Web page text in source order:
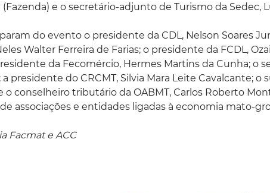
e o secretário-adjunto de Turismo da Sedec,
do evento o presidente da CDL, Nelson Soares
Walter Ferreira de Farias; o presidente da FCDL,
da Fecomércio, Hermes Martins da Cunha; o
a presidente do CRCMT, Silvia Mara Leite Cavalcante;
o conselheiro tributário da OABMT, Carlos Roberto
associações e entidades ligadas à economia mato-
Facmat e ACC